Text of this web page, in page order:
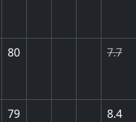
80 7.7
79 8.4